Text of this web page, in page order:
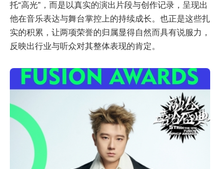
托“高光”，而是以真实的演出片段与创作记录，呈现出
他在音乐表达与舞台掌控上的持续成长。也正是这些扎
实的积累，让两项荣誉的归属显得自然而具有说服力，
反映出行业与听众对其整体表现的肯定。